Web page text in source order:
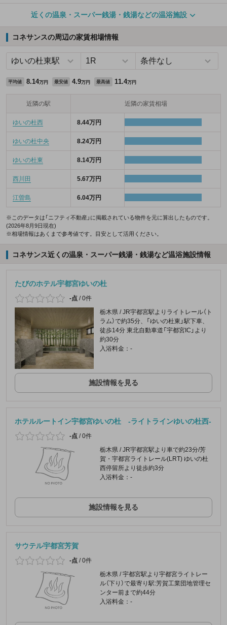
近くの温泉・スーパー銭湯・銭湯などの温浴施設
コネサンスの周辺の家賃相場情報
平均値 8.14万円 最安値 4.9万円 最高値 11.4万円
近隣の駅 近隣の家賃相場
ゆいの杜西 8.44万円
ゆいの杜中央 8.24万円
ゆいの杜東 8.14万円
西川田 5.67万円
江曽島 6.04万円
※このデータは「ニフティ不動産」に掲載されている物件を元に算出したものです。
(2026年8月9日現在)
※相場情報はあくまで参考値です。目安として活用ください。
コネサンス近くの温泉・スーパー銭湯・銭湯など温浴施設情報
たびのホテル宇都宮ゆいの杜
-点 /0件
栃木県 / JR宇都宮駅よりライトレール（ト
ラム）で約35分、「ゆいの杜東」駅下車、
徒歩14分 東北自動車道「宇都宮IC」より
約30分
入浴料金：-
施設情報を見る
ホテルルートイン宇都宮ゆいの杜 -ライトラインゆいの杜西-
-点 /0件
栃木県 / JR宇都宮駅より車で約23分/芳
賀・宇都宮ライトレール(LRT) ゆいの杜
西停留所より徒歩約3分
入浴料金：-
施設情報を見る
サウテル宇都宮芳賀
-点 /0件
栃木県 / 宇都宮駅より宇都宮ライトレー
ル（下り）で最寄り駅:芳賀工業団地管理セ
ンター前まで約44分
入浴料金：-